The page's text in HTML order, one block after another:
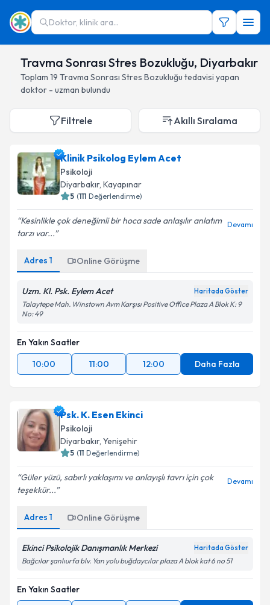
Doktor, klinik ara...
Travma Sonrası Stres Bozukluğu, Diyarbakır
Toplam 19 Travma Sonrası Stres Bozukluğu tedavisi yapan
doktor - uzman bulundu
Filtrele Akıllı Sıralama
Klinik Psikolog Eylem Acet
Psikoloji
Diyarbakır, Kayapınar
5 (111 Değerlendirme)
Kesinlikle çok deneğimli bir hoca sade anlaşılır anlatım
tarzı var...
Devamı
Adres 1 Online Görüşme
Uzm. Kl. Psk. Eylem Acet Haritada Göster
Talaytepe Mah. Winstown Avm Karşısı Positive Office Plaza A Blok K: 9
No: 49
En Yakın Saatler
10:00
11:00 12:00 Daha Fazla
Psk. K. Esen Ekinci
Psikoloji
Diyarbakır, Yenişehir
5 (11 Değerlendirme)
Güler yüzü, sabırlı yaklaşımı ve anlayışlı tavrı için çok
teşekkür...
Devamı
Adres 1 Online Görüşme
Ekinci Psikolojik Danışmanlık Merkezi Haritada Göster
Bağcılar şanlıurfa blv. Yan yolu buğdaycılar plaza A blok kat 6 no 51
En Yakın Saatler